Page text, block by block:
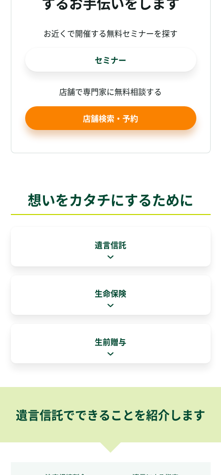
お近くで開催する無料セミナーを探す
セミナー
店舗で専門家に無料相談する
店舗検索・予約
想いをカタチにするために
遺言信託
生命保険
生前贈与
遺言信託でできることを紹介します